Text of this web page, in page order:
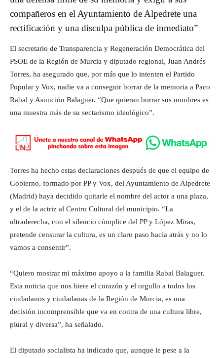
compañeros en el Ayuntamiento de Alpedrete una
rectificación y una disculpa pública de inmediato”
El secretario de Transparencia y Regeneración Democrática del
PSOE de la Región de Murcia y diputado regional, Juan Andrés
Torres, ha asegurado que, por más que lo intenten el Partido
Popular y Vox, nadie va a conseguir borrar de la memoria a Paco
Rabal y Asunción Balaguer. “Que quieran borrar sus nombres es
una muestra más de su sectarismo ideológico”.
Torres ha hecho estas declaraciones después de que el equipo de
Gobierno, formado por PP y Vox, del Ayuntamiento de Alpedrete
(Madrid) haya decidido quitarle el nombre del actor a una plaza,
y el de la actriz al Centro Cultural del municipio. “La
ultraderecha, con el silencio cómplice del PP y López Miras,
pretende censurar la cultura, es un claro paso hacia atrás y no lo
vamos a consentir”.
“Quiero mostrar mi máximo apoyo a la familia Rabal Balaguer.
Esta noticia que nos hiere el corazón y el orgullo a todos los
ciudadanos y ciudadanas de la Región de Murcia, es una
decisión incomprensible que va en contra de una cultura libre,
plural y diversa”, ha señalado.
El diputado socialista ha indicado que, aunque le pese a la